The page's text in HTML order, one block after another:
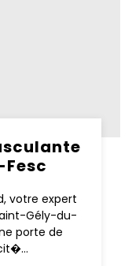
votre expert
Gély-du-
porte de